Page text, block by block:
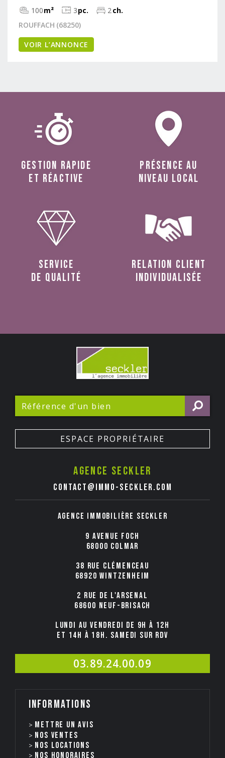
100m² 3pc. 2 ch.
ROUFFACH (68250)
VOIR L’ANNONCE
Gestion rapide
et réactive
présence au
niveau local
service
de qualité
relation client
individualisée
ESPACE PROPRIÉTAIRE
Agence seckler
contact@immo-seckler.com
Agence immobilière Seckler
9 avenue Foch
68000 COLMAR
38 rue Clémenceau
68920 WINTZENHEIM
2 rue de l'Arsenal
68600 NEUF-BRISACH
Lundi au Vendredi de 9h à 12h
et 14h à 18h. Samedi sur rdv
03.89.24.00.09
Informations
Mettre un avis
Nos ventes
nos locations
Nos honoraires